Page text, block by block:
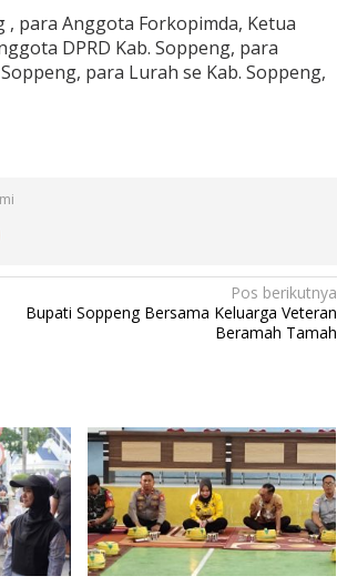
para Anggota Forkopimda, Ketua
DPRD Kab. Soppeng, para
para Lurah se Kab. Soppeng,
Pos berikutnya
Bupati Soppeng Bersama Keluarga Veteran
Beramah Tamah